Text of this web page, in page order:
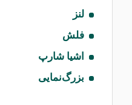
لنز
فلش
اشیا شارپ
بزرگ‌نمایی